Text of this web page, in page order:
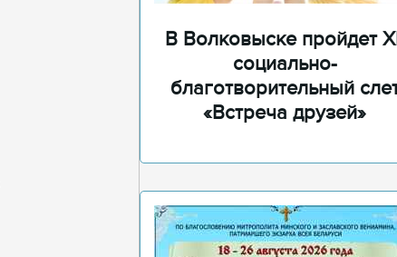
В Волковыске пройдет
социально-
благотворительный
«Встреча друзей»